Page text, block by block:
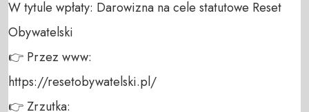
W tytule wpłaty: Darowizna na cele statutowe Reset
Obywatelski
👉 Przez www:
https://resetobywatelski.pl/
👉 Zrzutka: